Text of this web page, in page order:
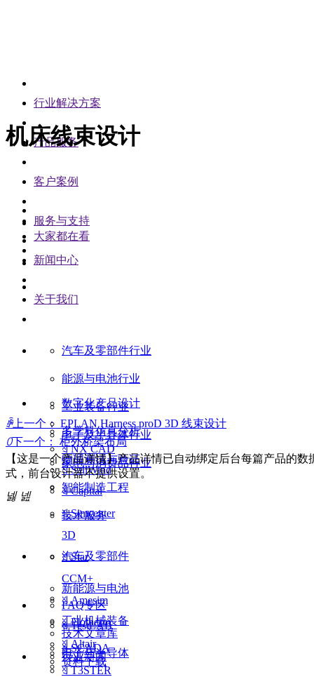
行业解决方案
产品服务
客户案例
服务与支持
新闻中心
关于我们
汽车及零部件行业
能源与电池行业
工业装备行业
电子及半导体行业
家电与消费品行业
数字化产品设计
多学科仿真分析
物理测试与验证
智能制造工程
技术服务
ꄠ NX CAD
ꄠ SailWind
ꄠ Capital
ꄠ Simcenter
3D
ꄠ Star
CCM+
ꄠ Amesim
ꄠ Flotherm
ꄠ Altair
ꄠ TestLAB
ꄠ SCADA
ꄠ T3STER
汽车及零部件
新能源与电池
工业机械装备
电子与半导体
FAQ专区
技术文章库
资料下载
行业新闻
机床线束设计
大家都在看
ꄴ上一个： EPLAN Harness proD 3D 线束设计
ꄲ下一个： 柜外桥架布局
【这是一个产品详情】产品详情已自动绑定后台每篇产品的
式，前台设计器不提供设置。
넳 넲